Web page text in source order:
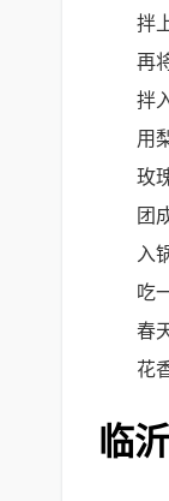
拌
再
拌
用
玫
团
入
吃
春
花
临